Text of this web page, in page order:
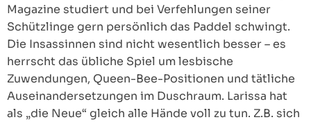
Magazine studiert und bei Verfehlungen seiner
Schützlinge gern persönlich das Paddel schwingt.
Die Insassinnen sind nicht wesentlich besser – es
herrscht das übliche Spiel um lesbische
Zuwendungen, Queen-Bee-Positionen und tätliche
Auseinandersetzungen im Duschraum. Larissa hat
als „die Neue“ gleich alle Hände voll zu tun. Z.B. sich